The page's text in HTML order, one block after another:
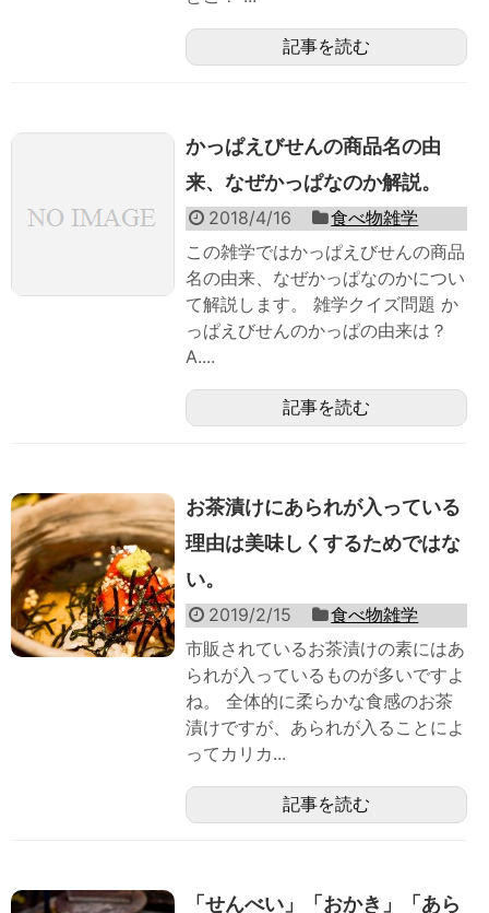
記事を読む
かっぱえびせんの商品名の由
来、なぜかっぱなのか解説。
2018/4/16
食べ物雑学
この雑学ではかっぱえびせんの商品
名の由来、なぜかっぱなのかについ
て解説します。 雑学クイズ問題 か
っぱえびせんのかっぱの由来は？
A....
記事を読む
お茶漬けにあられが入っている
理由は美味しくするためではな
い。
2019/2/15
食べ物雑学
市販されているお茶漬けの素にはあ
られが入っているものが多いですよ
ね。 全体的に柔らかな食感のお茶
漬けですが、あられが入ることによ
ってカリカ...
記事を読む
「せんべい」「おかき」「あら